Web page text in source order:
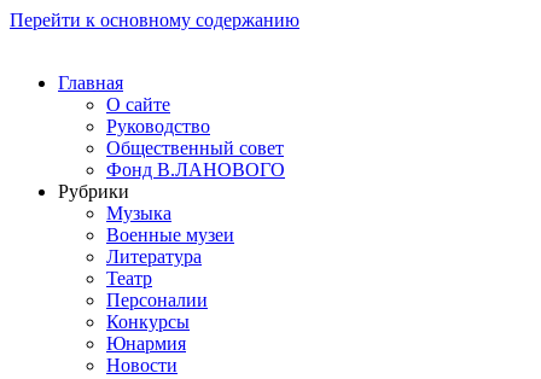
Перейти к основному содержанию
Главная
О сайте
Руководство
Общественный совет
Фонд В.ЛАНОВОГО
Рубрики
Музыка
Военные музеи
Литература
Театр
Персоналии
Конкурсы
Юнармия
Новости